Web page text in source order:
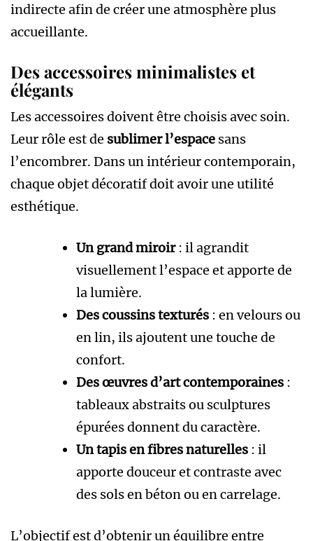
indirecte afin de créer une atmosphère plus
accueillante.
Des accessoires minimalistes et
élégants
Les accessoires doivent être choisis avec soin.
Leur rôle est de sublimer l’espace sans
l’encombrer. Dans un intérieur contemporain,
chaque objet décoratif doit avoir une utilité
esthétique.
Un grand miroir: il agrandit
visuellement l’espace et apporte de
la lumière.
Des coussins texturés : en velours ou
en lin, ils ajoutent une touche de
confort.
Des œuvres d’art contemporaines :
tableaux abstraits ou sculptures
épurées donnent du caractère.
Un tapis en fibres naturelles : il
apporte douceur et contraste avec
des sols en béton ou en carrelage.
L’objectif est d’obtenir un équilibre entre